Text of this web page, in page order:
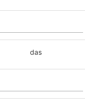
das